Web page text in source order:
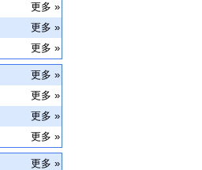
更多 »
更多 »
更多 »
更多 »
更多 »
更多 »
更多 »
更多 »